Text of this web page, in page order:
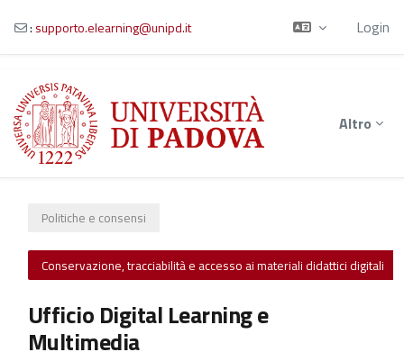
Vai al contenuto principale
: supporto.elearning@unipd.it Login
Altro
Politiche e consensi
Conservazione, tracciabilità e accesso ai materiali didattici digitali
Ufficio Digital Learning e
Multimedia